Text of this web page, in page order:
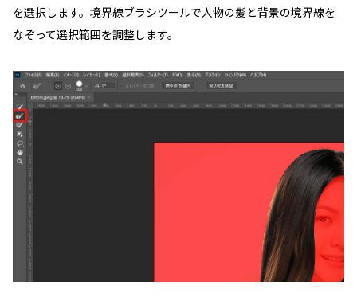
を選択します。境界線ブラシツールで人物の髪と背景の境界線を
なぞって選択範囲を調整します。